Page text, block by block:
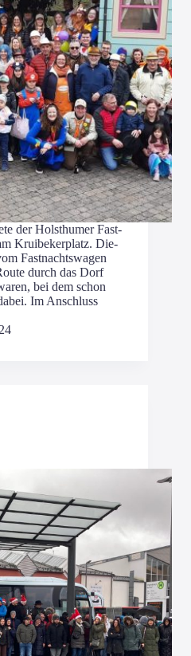
der Holst­hu­mer Fast­
Krui­be­ker­platz. Die­
Fast­nachts­wa­gen
durch das Dorf
bei dem schon
Im Anschluss